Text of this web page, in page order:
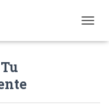
O